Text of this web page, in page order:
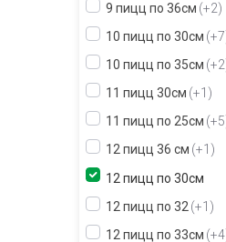
9 пицц по 36см +2
10 пицц по 30см +7
10 пицц по 35см +2
11 пицц 30см +1
11 пицц по 25см +5
12 пицц 36 см +1
12 пицц по 30см
12 пицц по 32 +1
12 пицц по 33см +4